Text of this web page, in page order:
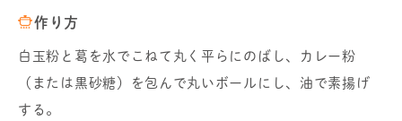
作り方
白玉粉と葛を水でこねて丸く平らにのばし、カレー粉
（または黒砂糖）を包んで丸いボールにし、油で素揚げ
する。